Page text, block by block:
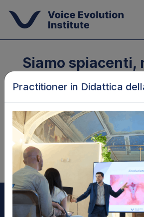
Siamo spiacenti,
trovato nulla :(
Torna al Blog
Torna alla Home
Practitioner in Didattica